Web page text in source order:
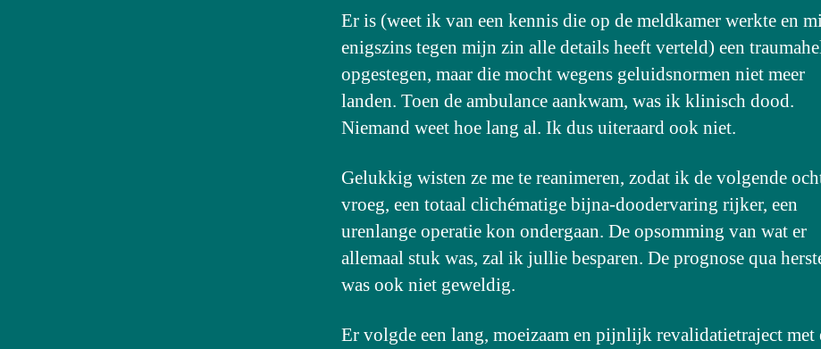
Er is (weet ik van een kennis die op de meldkamer werkte en
enigszins tegen mijn zin alle details heeft verteld) een
opgestegen, maar die mocht wegens geluidsnormen niet meer
landen. Toen de ambulance aankwam, was ik klinisch dood.
Niemand weet hoe lang al. Ik dus uiteraard ook niet.
Gelukkig wisten ze me te reanimeren, zodat ik de volgende
vroeg, een totaal clichématige bijna-doodervaring rijker, een
urenlange operatie kon ondergaan. De opsomming van wat er
allemaal stuk was, zal ik jullie besparen. De prognose qua
was ook niet geweldig.
Er volgde een lang, moeizaam en pijnlijk revalidatietraject met